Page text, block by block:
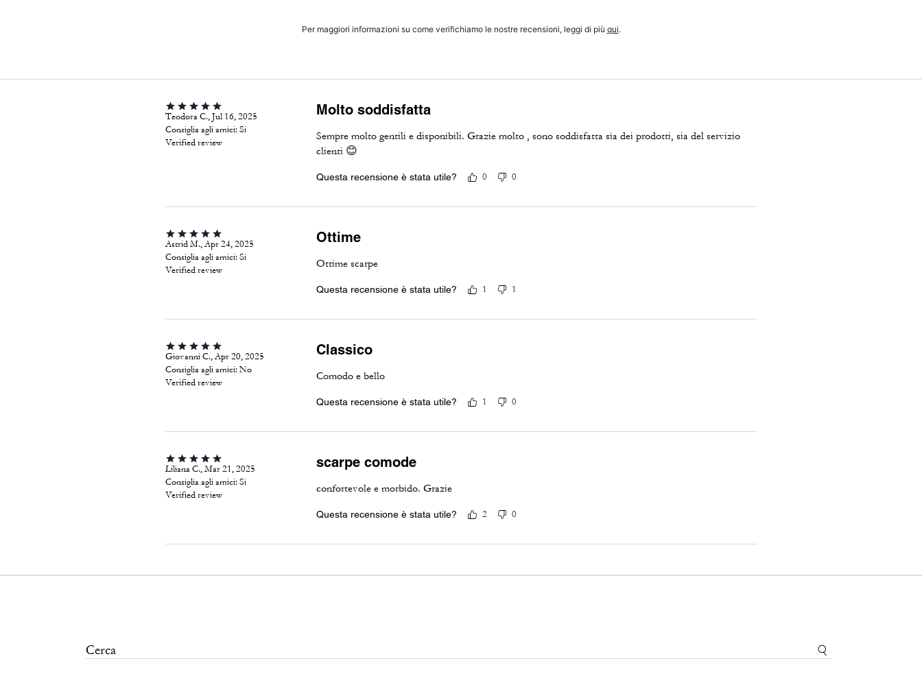
Per maggiori informazioni su come verifichiamo le nostre recensioni, leggi di più qui.
Teodora C., Jul 16, 2025
Consiglia agli amici: Si
Verified review
Molto soddisfatta
Sempre molto gentili e disponibili. Grazie molto , sono soddisfatta sia dei prodotti, sia del servizio
clienti 😊
Questa recensione è stata utile? 0 0
Astrid M., Apr 24, 2025
Consiglia agli amici: Si
Verified review
Ottime
Ottime scarpe
Questa recensione è stata utile? 1 1
Giovanni C., Apr 20, 2025
Consiglia agli amici: No
Verified review
Classico
Comodo e bello
Questa recensione è stata utile? 1 0
Liliana C., Mar 21, 2025
Consiglia agli amici: Si
Verified review
scarpe comode
confortevole e morbido. Grazie
Questa recensione è stata utile? 2 0